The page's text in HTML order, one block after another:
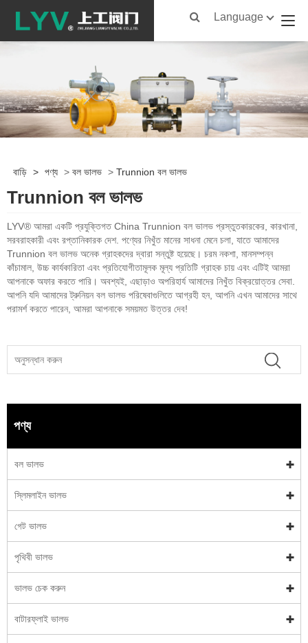
Language
বাড়ি > পণ্য > বল ভালভ > Trunnion বল ভালভ
Trunnion বল ভালভ
LYV® আমরা একটি প্রযুক্তিগত China Trunnion বল ভালভ প্রস্তুতকারকের, কারখানা,
সরবরাহকারী এবং রপ্তানিকারক দেশ. পণ্যের নিখুঁত মানের সাধনা মেনে চলা, যাতে আমাদের
Trunnion বল ভালভ অনেক গ্রাহকদের দ্বারা সন্তুষ্ট হয়েছে। চরম নকশা, মানসম্পন্ন
কাঁচামাল, উচ্চ কার্যকারিতা এবং প্রতিযোগীতামূলক মূল্য প্রতিটি গ্রাহক চায় এবং এটিই আমরা
আপনাকে অফার করতে পারি। অবশ্যই, এছাড়াও অপরিহার্য আমাদের নিখুঁত বিক্রয়োত্তর সেবা.
আপনি যদি আমাদের ট্রুনিয়ন বল ভালভ পরিষেবাগুলিতে আগ্রহী হন, আপনি এখন আমাদের সাথে
পরামর্শ করতে পারেন, আমরা আপনাকে সময়মত উত্তর দেব!
পণ্য
বল ভালভ
স্লিমলাইন ভালভ
গেট ভালভ
পৃথিবী ভালভ
ভালভ চেক করুন
বাটারফ্লাই ভালভ